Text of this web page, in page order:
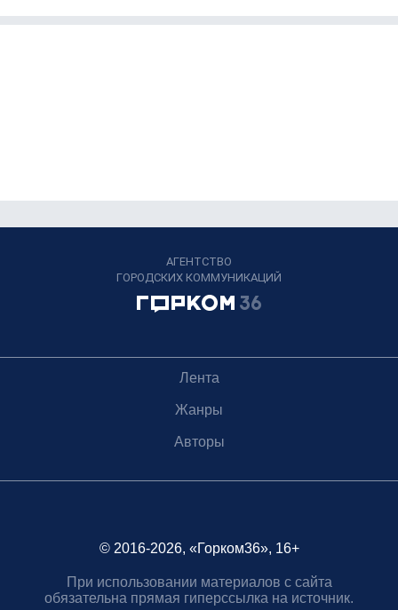
АГЕНТСТВО
ГОРОДСКИХ КОММУНИКАЦИЙ
Лента
Жанры
Авторы
© 2016-2026, «Горком36», 16+
При использовании материалов с сайта
обязательна прямая гиперссылка на источник.